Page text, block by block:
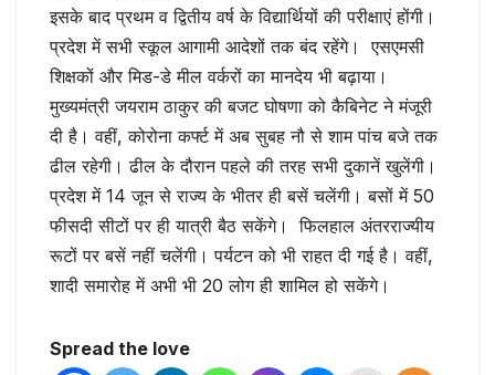
इसके बाद प्रथम व द्वितीय वर्ष के विद्यार्थियों की परीक्षाएं होंगी।
प्रदेश में सभी स्कूल आगामी आदेशों तक बंद रहेंगे। एसएमसी
शिक्षकों और मिड-डे मील वर्करों का मानदेय भी बढ़ाया।
मुख्यमंत्री जयराम ठाकुर की बजट घोषणा को कैबिनेट ने मंजूरी
दी है। वहीं, कोरोना कर्फ्ट में अब सुबह नौ से शाम पांच बजे तक
ढील रहेगी। ढील के दौरान पहले की तरह सभी दुकानें खुलेंगी।
प्रदेश में 14 जून से राज्य के भीतर ही बसें चलेंगी। बसों में 50
फीसदी सीटों पर ही यात्री बैठ सकेंगे। फिलहाल अंतरराज्यीय
रूटों पर बसें नहीं चलेंगी। पर्यटन को भी राहत दी गई है। वहीं,
शादी समारोह में अभी भी 20 लोग ही शामिल हो सकेंगे।
Spread the love